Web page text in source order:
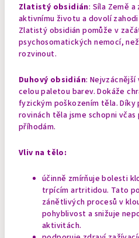
Zlatistý obsidián: Síla Země
aktivnímu životu a dovolí
Zlatistý obsidián pomůže v
psychosomatických nemocí,
rozvinout.
Duhový obsidián:
celou paletou barev. Dokáže
fyzickým poškozením těla. Díky
rovinách těla jsme schopni
příhodám.
Vliv na tělo:
účinně zmírňuje bolesti
trpícím artritidou. Tato
zánětlivých procesů v
pohyblivost a snižuje
aktivitách.